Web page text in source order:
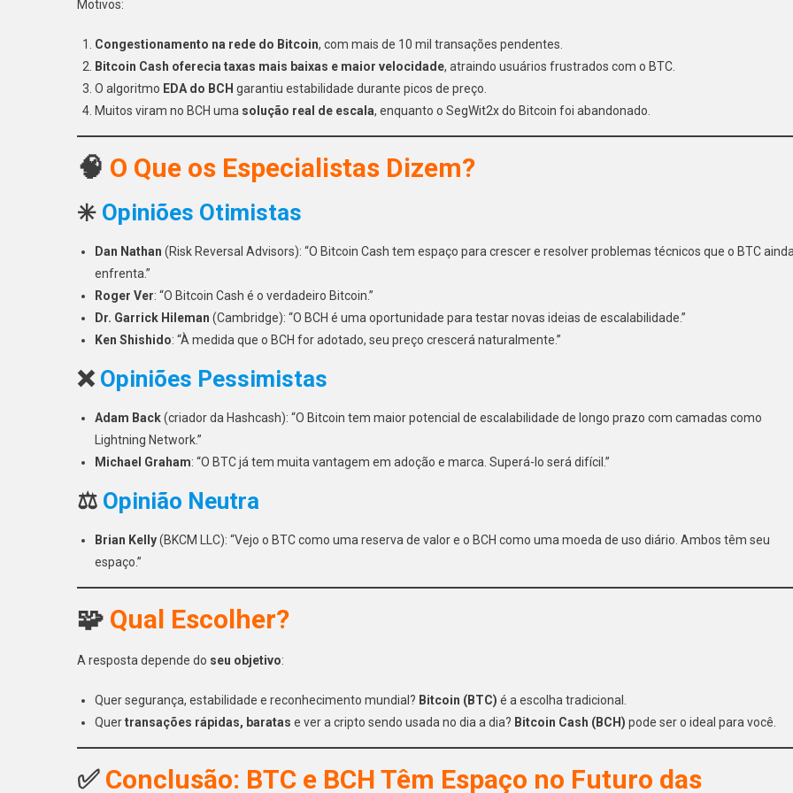
Motivos:
Congestionamento na rede do Bitcoin, com mais de 10 mil transações pendentes.
Bitcoin Cash oferecia taxas mais baixas e maior velocidade, atraindo usuários frustrados com o BTC.
O algoritmo EDA do BCH garantiu estabilidade durante picos de preço.
Muitos viram no BCH uma solução real de escala, enquanto o SegWit2x do Bitcoin foi abandonado.
🧠 O Que os Especialistas Dizem?
✳️ Opiniões Otimistas
Dan Nathan (Risk Reversal Advisors): “O Bitcoin Cash tem espaço para crescer e resolver problemas técnicos que o BTC
enfrenta.”
Roger Ver: “O Bitcoin Cash é o verdadeiro Bitcoin.”
Dr. Garrick Hileman (Cambridge): “O BCH é uma oportunidade para testar novas ideias de escalabilidade.”
Ken Shishido: “À medida que o BCH for adotado, seu preço crescerá naturalmente.”
❌ Opiniões Pessimistas
Adam Back(criador da Hashcash): “O Bitcoin tem maior potencial de escalabilidade de longo prazo com camadas como
Lightning Network.”
Michael Graham: “O BTC já tem muita vantagem em adoção e marca. Superá-lo será difícil.”
⚖️ Opinião Neutra
Brian Kelly(BKCM LLC): “Vejo o BTC como uma reserva de valor e o BCH como uma moeda de uso diário. Ambos têm seu
espaço.”
🧩 Qual Escolher?
A resposta depende do seu objetivo:
Quer segurança, estabilidade e reconhecimento mundial? Bitcoin (BTC) é a escolha tradicional.
Quertransações rápidas, baratas e ver a cripto sendo usada no dia a dia? Bitcoin Cash (BCH) pode ser o ideal para você.
✅ Conclusão: BTC e BCH Têm Espaço no Futuro das